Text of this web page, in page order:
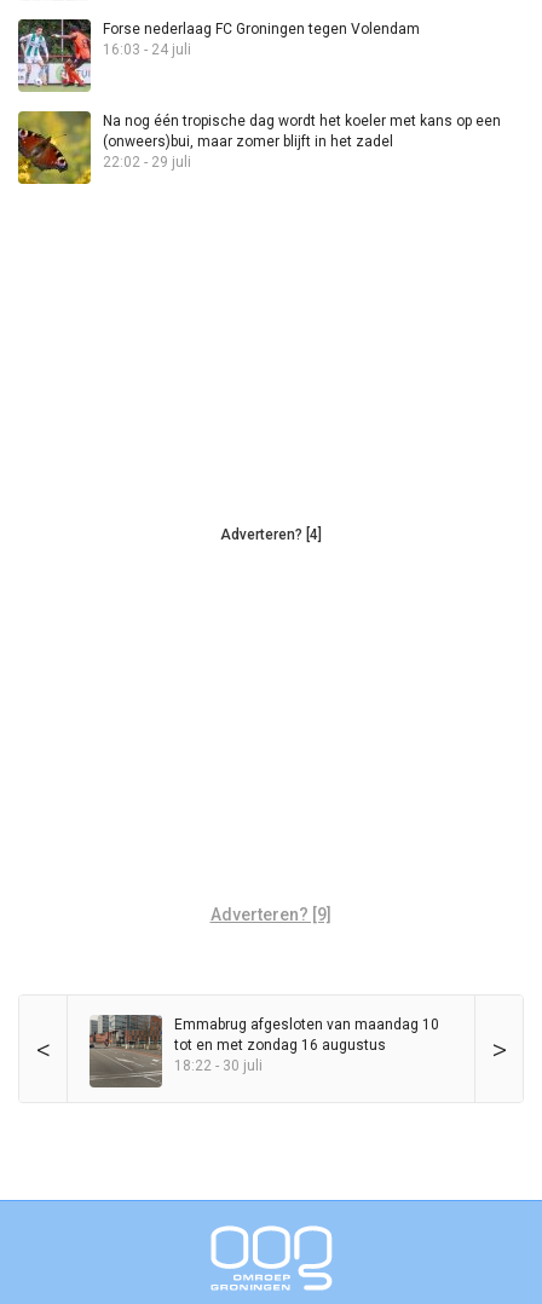
Forse nederlaag FC Groningen tegen Volendam
16:03 - 24 juli
Na nog één tropische dag wordt het koeler met kans op een
(onweers)bui, maar zomer blijft in het zadel
22:02 - 29 juli
Adverteren? [4]
Adverteren? [9]
< >
Emmabrug afgesloten van maandag 10
tot en met zondag 16 augustus
18:22 - 30 juli